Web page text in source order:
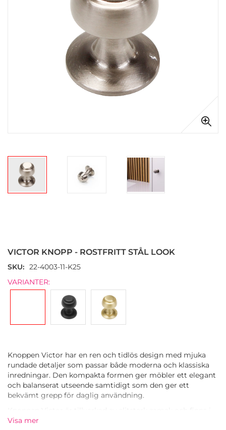
av
bildgalleriet
VICTOR KNOPP - ROSTFRITT STÅL LOOK
SKU
22-4003-11-K25
VARIANTER:
Knoppen Victor har en ren och tidlös design med mjuka
rundade detaljer som passar både moderna och klassiska
inredningar. Den kompakta formen ger möbler ett elegant
och balanserat utseende samtidigt som den ger ett
bekvämt grepp för daglig användning.
matt svart, rostfritt stål och borstad mässing och är
Visa mer